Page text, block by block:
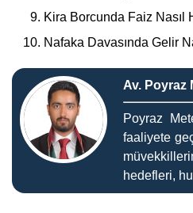
Kira Borcunda Faiz Nasıl
Nafaka Davasında Gelir
Av. Poyraz
Poyraz
faaliyete
hedefleri,